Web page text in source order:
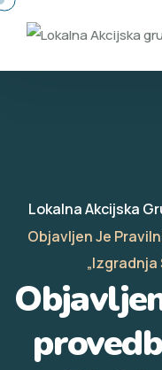
Lokalna Akcijska
Objavljen Je